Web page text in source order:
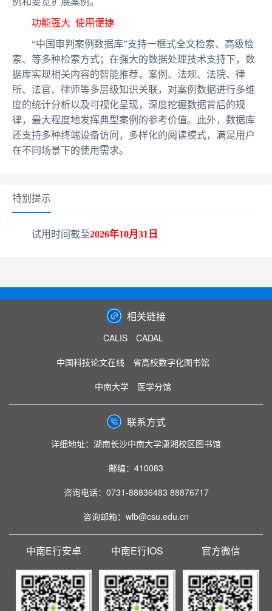
功能强大 使用便捷
“中国审判案例数据库”支持一框式全文检索、高级检
索、等多种检索方式；在强大的数据处理技术支持下，数
据库实现相关内容的智能推荐，案例、法规、法院、律
所、法官、律师等多层级知识关联，对案例数据进行多维
度的统计分析以及可视化呈现，深度挖掘数据背后的规
律，最大程度地发挥典型案例的参考价值。此外，数据库
还支持多种终端设备访问，多样化的阅读模式，满足用户
在不同场景下的使用需求。
特别提示
试用时间截至2026年10月31日
相关链接
CALIS
CADAL
中国科技论文在线
省高校数字化图书馆
中南大学
医学分馆
联系方式
详细地址：湖南长沙中南大学潇湘校区图书馆
邮编：410083
咨询电话：0731-88836483 88876717
咨询邮箱：wlb@csu.edu.cn
官方微信
中南E行IOS
中南E行安卓